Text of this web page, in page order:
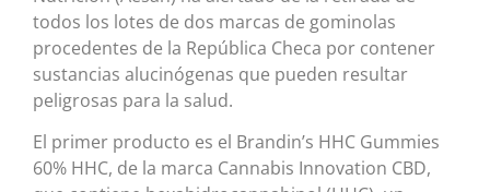
todos los lotes de dos marcas de gominolas
procedentes de la República Checa por contener
sustancias alucinógenas que pueden resultar
peligrosas para la salud.
El primer producto es el Brandin’s HHC Gummies
60% HHC, de la marca Cannabis Innovation CBD,